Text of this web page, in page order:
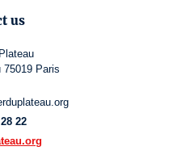
us
75019 Paris
22